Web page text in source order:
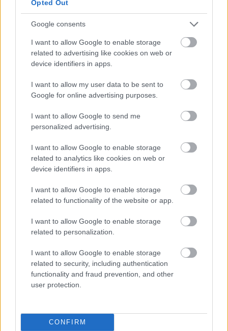
Opted Out
Google consents
I want to allow Google to enable storage
related to advertising like cookies on web or
device identifiers in apps.
I want to allow my user data to be sent to
Google for online advertising purposes.
I want to allow Google to send me
personalized advertising.
I want to allow Google to enable storage
related to analytics like cookies on web or
device identifiers in apps.
I want to allow Google to enable storage
related to functionality of the website or app.
I want to allow Google to enable storage
related to personalization.
I want to allow Google to enable storage
related to security, including authentication
functionality and fraud prevention, and other
user protection.
CONFIRM
autópálya útépítés M1-es autópálya Bicske
M1 bővítés: már zajlik a teljesen új Bicske Kelet
Tizenegy meglévő csomópontot korszerűsít és négy új,
különszintű csomópontot hoz létre az MKIF az M1-es
csomópont épül Angyalföldön
Másfélszeresére bővítik
Hódmezővásárhely jó hírű református
Látványos építési szakasz indult be a
Flórián téri felüljárón
mérföldköve a felülvizsgálat
árnyékában?